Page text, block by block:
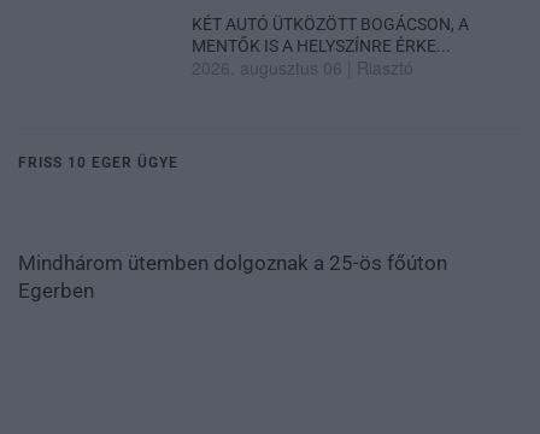
KÉT AUTÓ ÜTKÖZÖTT BOGÁCSON, A
MENTŐK IS A HELYSZÍNRE ÉRKE...
2026. augusztus 06 Riasztó
FRISS 10 EGER ÜGYE
Mindhárom ütemben dolgoznak a 25-ös főúton
Egerben